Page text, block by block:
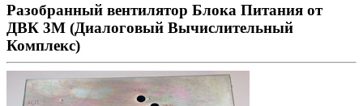
Разобранный вентилятор Блока Питания от
ДВК 3М (Диалоговый Вычислительный
Комплекс)